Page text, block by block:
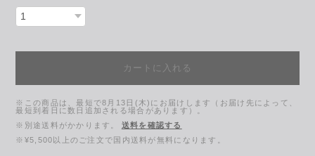
カートに入れる
※この商品は、最短で8月13日(木)にお届けします（お届け先によって、
最短到着日に数日追加される場合があります）。
※別途送料がかかります。
送料を確認する
※¥5,500以上のご注文で国内送料が無料になります。